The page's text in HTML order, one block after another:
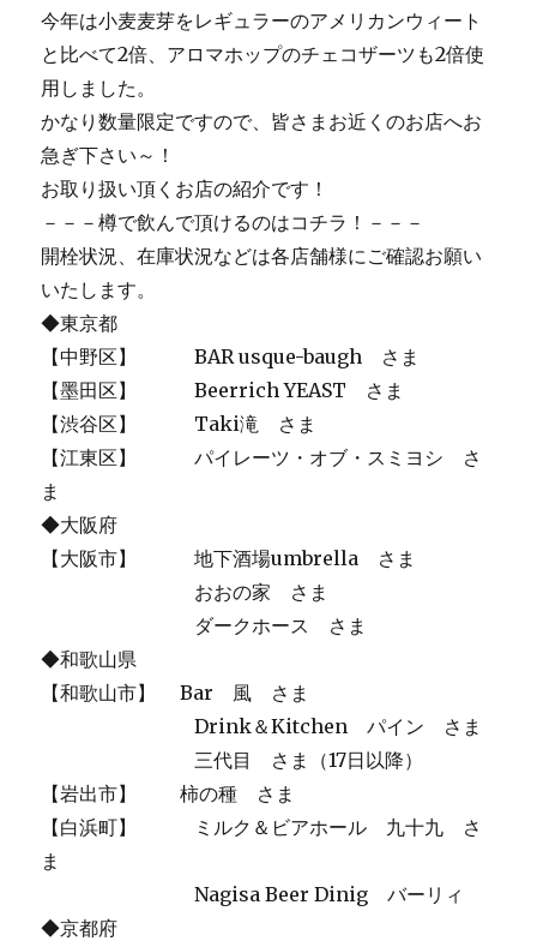
ま
す！
今年は小麦麦芽をレギュラーのアメリカンウィート
と比べて2倍、アロマホップのチェコザーツも2倍使
用しました。
かなり数量限定ですので、皆さまお近くのお店へお
急ぎ下さい～！
お取り扱い頂くお店の紹介です！
－－－樽で飲んで頂けるのはコチラ！－－－
開栓状況、在庫状況などは各店舗様にご確認お願い
いたします。
◆東京都
【中野区】 BAR usque-baugh さま
【墨田区】 Beerrich YEAST さま
【渋谷区】 Taki滝 さま
【江東区】 パイレーツ・オブ・スミヨシ さ
ま
◆大阪府
【大阪市】 地下酒場umbrella さま
おおの家 さま
ダークホース さま
◆和歌山県
【和歌山市】 Bar 風 さま
Drink＆Kitchen パイン さま
三代目 さま（17日以降）
【岩出市】 柿の種 さま
【白浜町】 ミルク＆ビアホール 九十九 さ
ま
Nagisa Beer Dinig バーリィ
◆京都府